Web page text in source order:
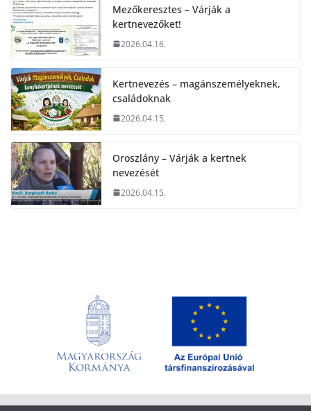
Mezőkeresztes – Várják a
kertnevezőket!
2026.04.16.
Kertnevezés – magánszemélyeknek,
családoknak
2026.04.15.
Oroszlány – Várják a kertnek
nevezését
2026.04.15.